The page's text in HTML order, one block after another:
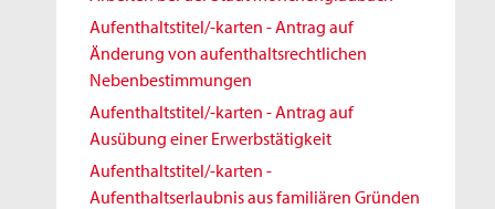
Aufenthaltstitel/-karten - Antrag auf
Änderung von aufenthaltsrechtlichen
Nebenbestimmungen
Aufenthaltstitel/-karten - Antrag auf
Ausübung einer Erwerbstätigkeit
Aufenthaltstitel/-karten -
Aufenthaltserlaubnis aus familiären Gründen